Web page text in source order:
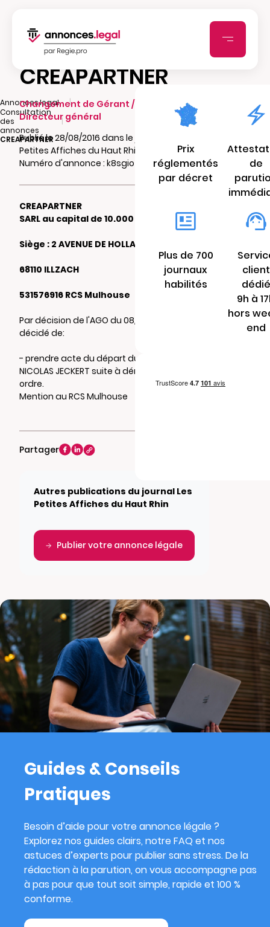
Annonces.legal
|
Consultation
des
annonces
|
CREAPARTNER
CREAPARTNER
Changement de Gérant / Président /
Directeur général
Publié le 28/08/2016 dans le journal Les
Petites Affiches du Haut Rhin
Numéro d'annonce : k8sgio4rsb
CREAPARTNER
SARL au capital de 10.000 €
Siège : 2 AVENUE DE HOLLANDE
68110 ILLZACH
531576916 RCS Mulhouse
Par décision de l'AGO du 08/08/2016, il a été
décidé de:
- prendre acte du départ du Gérant M.
NICOLAS JECKERT suite à démission pour
ordre.
Mention au RCS Mulhouse
Partager
Autres publications du journal Les
Petites Affiches du Haut Rhin
Publier votre annonce légale
Prix
réglementés
par décret
de
Plus de 700
journaux
habilités
client
dédié
9h à
hors
end
Guides & Conseils
Pratiques
Besoin d’aide pour votre annonce légale ?
Explorez nos guides clairs, notre FAQ et nos
astuces d’experts pour publier sans stress. De la
rédaction à la parution, on vous accompagne pas
à pas pour que tout soit simple, rapide et 100 %
conforme.